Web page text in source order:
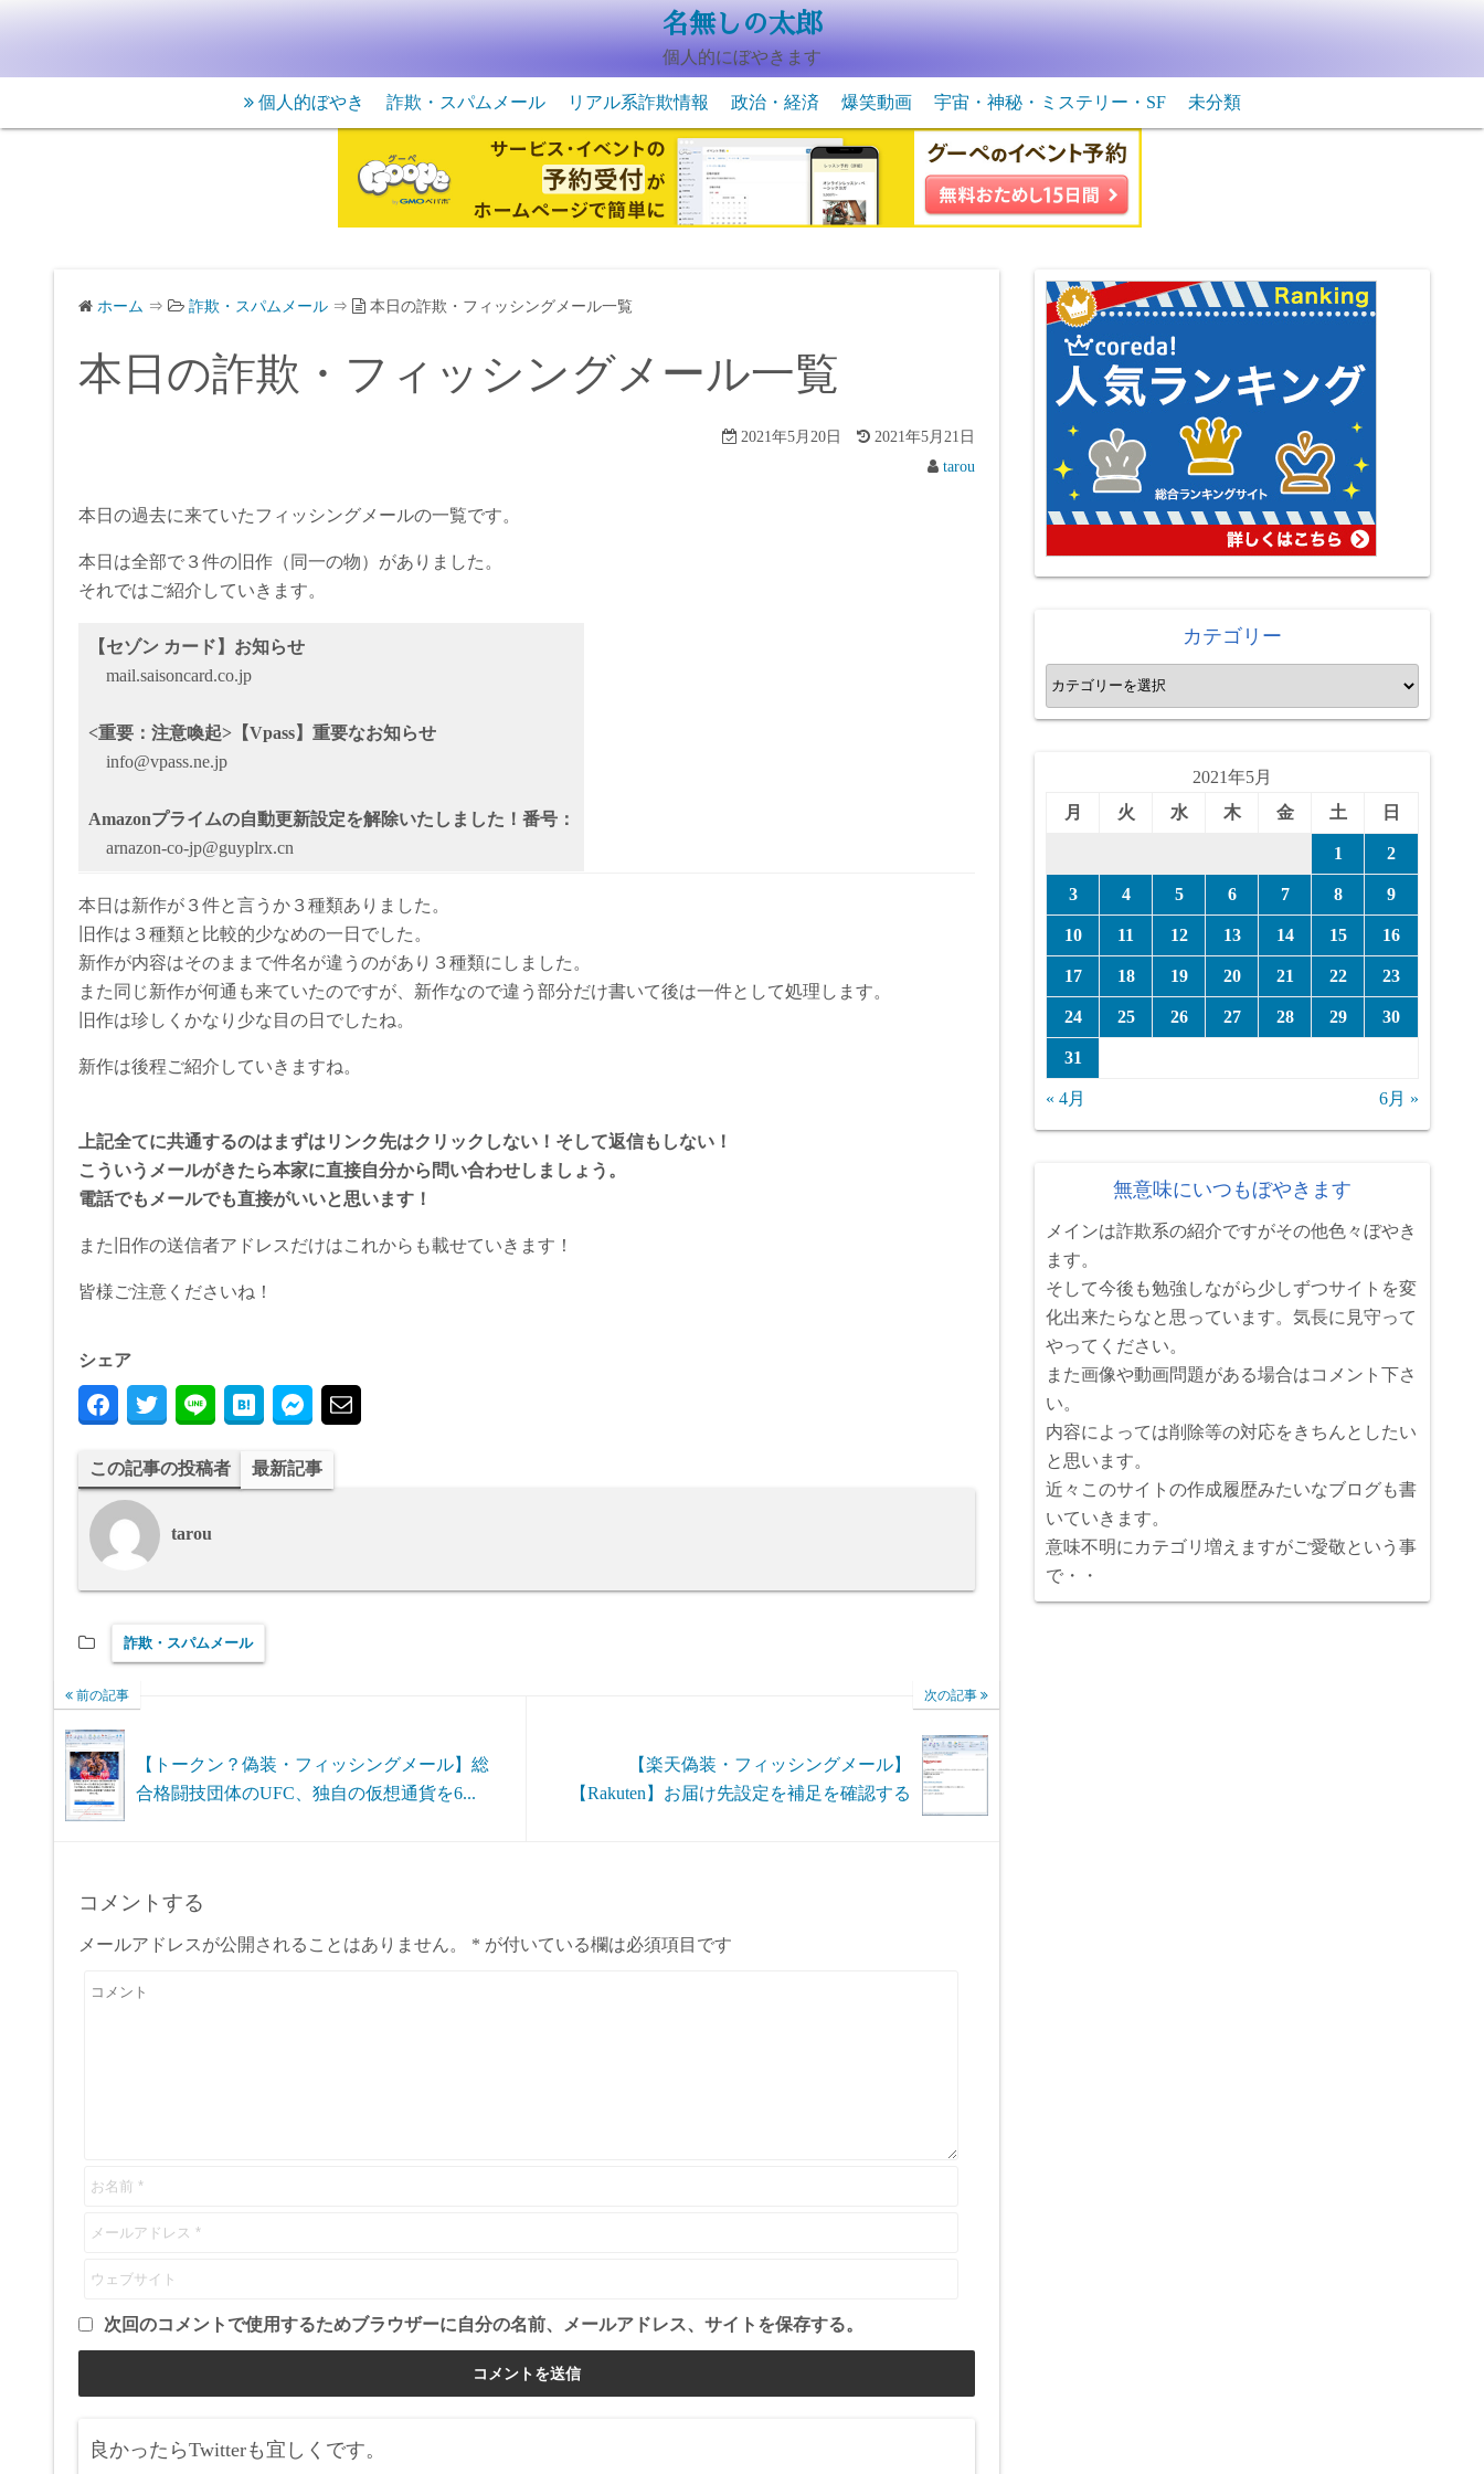
名無しの太郎
個人的にぼやきます
個人的ぼやき 詐欺・スパムメール リアル系詐欺情報 政治・経済 爆笑動画
動物系の爆笑動画
宇宙・神秘・ミステリー・SF
未確認生物・飛行物体
宇宙・ＳＦ
未分類
ホーム ⇒ 詐欺・スパムメール ⇒ 本日の詐欺・フィッシングメール一覧
本日の詐欺・フィッシングメール一覧
2021年5月20日
2021年5月21日
tarou
本日の過去に来ていたフィッシングメールの一覧です。
本日は全部で３件の旧作（同一の物）がありました。
それではご紹介していきます。
【セゾン カード】お知らせ
mail.saisoncard.co.jp
<重要：注意喚起>【Vpass】重要なお知らせ
info@vpass.ne.jp
Amazonプライムの自動更新設定を解除いたしました！番号：
arnazon-co-jp@guyplrx.cn
本日は新作が３件と言うか３種類ありました。
旧作は３種類と比較的少なめの一日でした。
新作が内容はそのままで件名が違うのがあり３種類にしました。
また同じ新作が何通も来ていたのですが、新作なので違う部分だけ書いて後は一件として処理します。
旧作は珍しくかなり少な目の日でしたね。
新作は後程ご紹介していきますね。
上記全てに共通するのはまずはリンク先はクリックしない！そして返信もしない！
こういうメールがきたら本家に直接自分から問い合わせしましょう。
電話でもメールでも直接がいいと思います！
また旧作の送信者アドレスだけはこれからも載せていきます！
皆様ご注意くださいね！
シェア
この記事の投稿者 最新記事
tarou
詐欺・スパムメール
前の記事
【トークン？偽装・フィッシングメール】総
合格闘技団体のUFC、独自の仮想通貨を6...
次の記事
【楽天偽装・フィッシングメール】
【Rakuten】お届け先設定を補足を確認する
コメントする
メールアドレスが公開されることはありません。 * が付いている欄は必須項目です
次回のコメントで使用するためブラウザーに自分の名前、メールアドレス、サイトを保存する。
良かったらTwitterも宜しくです。
カテゴリー
カ
テ
2021年5月
月
火 水 木 金 土 日
1 2
3 4 5 6 7 8 9
10 11 12 13 14 15 16
17 18 19 20 21 22 23
24 25 26 27 28 29 30
31
« 4月 6月 »
無意味にいつもぼやきます
メインは詐欺系の紹介ですがその他色々ぼやき
ます。
そして今後も勉強しながら少しずつサイトを変
化出来たらなと思っています。気長に見守って
やってください。
また画像や動画問題がある場合はコメント下さ
い。
内容によっては削除等の対応をきちんとしたい
と思います。
近々このサイトの作成履歴みたいなブログも書
いていきます。
意味不明にカテゴリ増えますがご愛敬という事
で・・